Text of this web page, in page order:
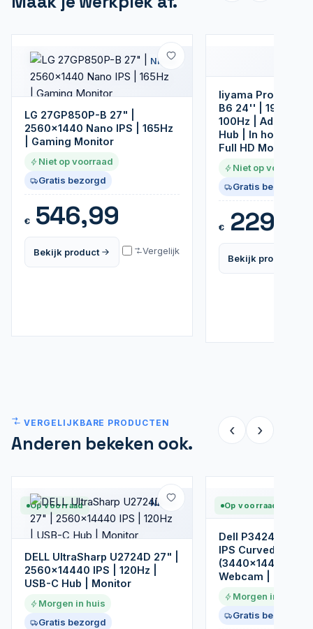
Nieuw
LG 27GP850P-B 27" |
2560x1440 Nano IPS | 165Hz
| Gaming Monitor
Niet op voorraad
Gratis bezorgd
€546,99
Bekijk product Vergelijk
Iiyama ProLite
B6 24'' |
100Hz |
Hub | In hoogte
Full HD Monitor
Niet op voorraad
Gratis bezorgd
€229,99
Bekijk product
VERGELIJKBARE PRODUCTEN
Anderen bekeken ook.
‹ ›
Op voorraad Nieuw
DELL UltraSharp U2724D 27" |
2560x14440 IPS | 120Hz |
USB-C Hub | Monitor
Morgen in huis
Gratis bezorgd
Op voorraad
Dell P3424WEB |
IPS Curved
(3440x1440) |
Webcam | Zwart
Morgen in huis
Gratis bezorgd